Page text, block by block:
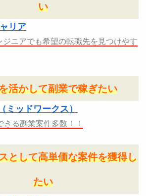
い
リア
ジニアでも希望の転職先を見つけやす
活かして副業で稼ぎたい
ッドワークス）
る副業案件多数！！
として高単価な案件を獲得し
たい